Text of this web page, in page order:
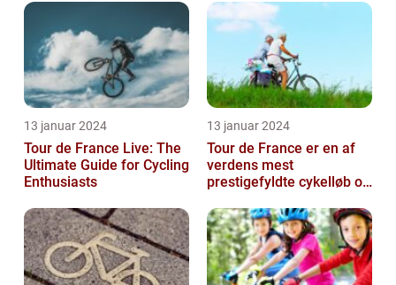
millioner a...
13 januar 2024
Tour de France Live: The
Ultimate Guide for Cycling
Enthusiasts
13 januar 2024
Tour de France er en af
verdens mest
prestigefyldte cykelløb og
begivenhed siden ...